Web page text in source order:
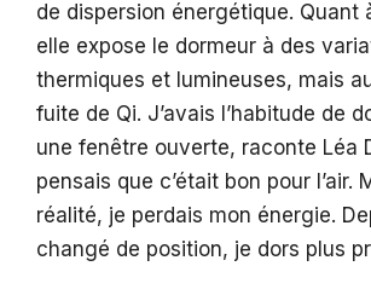
de dispersion énergétique. Quant
elle expose le dormeur à des
thermiques et lumineuses, mais
fuite de Qi. J’avais l’habitude de
une fenêtre ouverte, raconte Léa
pensais que c’était bon pour l’air.
réalité, je perdais mon énergie.
changé de position, je dors plus